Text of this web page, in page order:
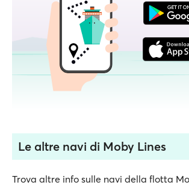
Le altre navi di Moby Lines
Trova altre info sulle navi della flotta